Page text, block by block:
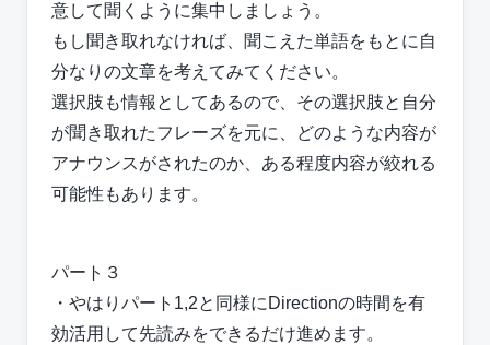
意して聞くように集中しましょう。
もし聞き取れなければ、聞こえた単語をもとに自
分なりの文章を考えてみてください。
選択肢も情報としてあるので、その選択肢と自分
が聞き取れたフレーズを元に、どのような内容が
アナウンスがされたのか、ある程度内容が絞れる
可能性もあります。
パート３
・やはりパート1,2と同様にDirectionの時間を有
効活用して先読みをできるだけ進めます。